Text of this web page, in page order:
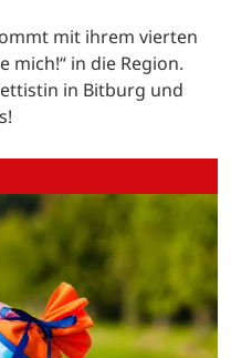
mit ihrem vierten
mich!“ in die Region.
in Bitburg und